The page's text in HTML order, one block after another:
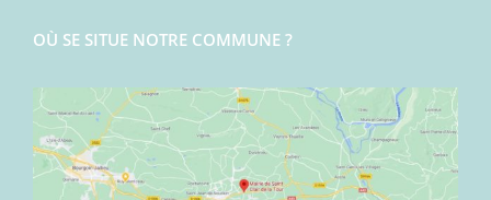
OÙ SE SITUE NOTRE COMMUNE ?